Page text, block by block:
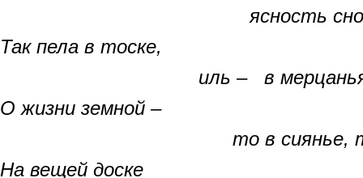
ясность снова и
Так пела в тоске,
иль – в мерцаньях
О жизни земной –
то в сиянье, то –
На вещей доске